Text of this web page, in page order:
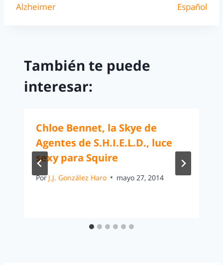
Alzheimer
Español
También te puede
interesar:
Chloe Bennet, la Skye de
Agentes de S.H.I.E.L.D., luce
sexy para Squire
Por J.J. González Haro mayo 27, 2014